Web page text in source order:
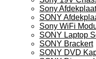
Sony
SONY
Sony WiFi
SONY Laptop
SONY Brackert
SONY DVD